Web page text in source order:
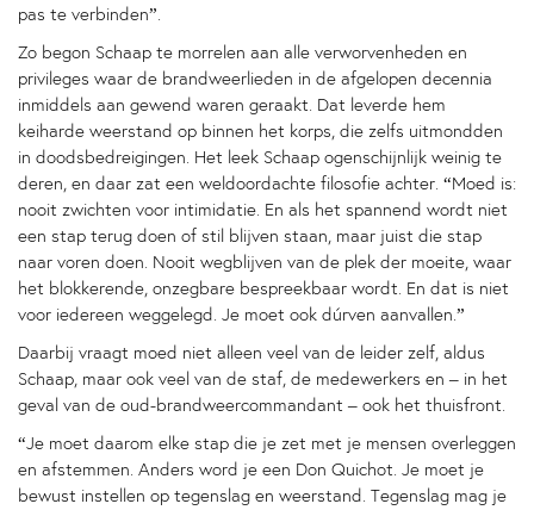
pas te verbinden”.
Zo begon Schaap te morrelen aan alle verworvenheden en
privileges waar de brandweerlieden in de afgelopen decennia
inmiddels aan gewend waren geraakt. Dat leverde hem
keiharde weerstand op binnen het korps, die zelfs uitmondden
in doodsbedreigingen. Het leek Schaap ogenschijnlijk weinig te
deren, en daar zat een weldoordachte filosofie achter. “Moed is:
nooit zwichten voor intimidatie. En als het spannend wordt niet
een stap terug doen of stil blijven staan, maar juist die stap
naar voren doen. Nooit wegblijven van de plek der moeite, waar
het blokkerende, onzegbare bespreekbaar wordt. En dat is niet
voor iedereen weggelegd. Je moet ook dúrven aanvallen.”
Daarbij vraagt moed niet alleen veel van de leider zelf, aldus
Schaap, maar ook veel van de staf, de medewerkers en – in het
geval van de oud-brandweercommandant – ook het thuisfront.
“Je moet daarom elke stap die je zet met je mensen overleggen
en afstemmen. Anders word je een Don Quichot. Je moet je
bewust instellen op tegenslag en weerstand. Tegenslag mag je